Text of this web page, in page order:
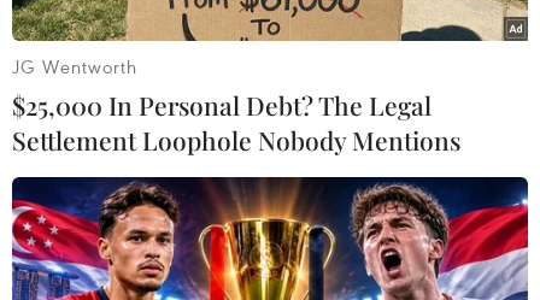
Theo dõi VietnamPlus
TIN LIÊN QUAN
JG Wentworth
$25,000 In Personal Debt? The Legal
Settlement Loophole Nobody Mentions